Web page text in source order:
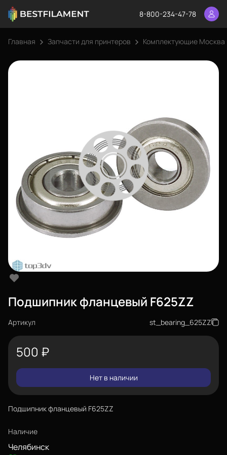
8-800-234-47-78
Главная Запчасти для принтеров Комплектующие Москва
Подшипник фланцевый F625ZZ
Артикул st_bearing_625ZZ
500 ₽
Нет в наличии
Подшипник фланцевый F625ZZ
Наличие
Челябинск